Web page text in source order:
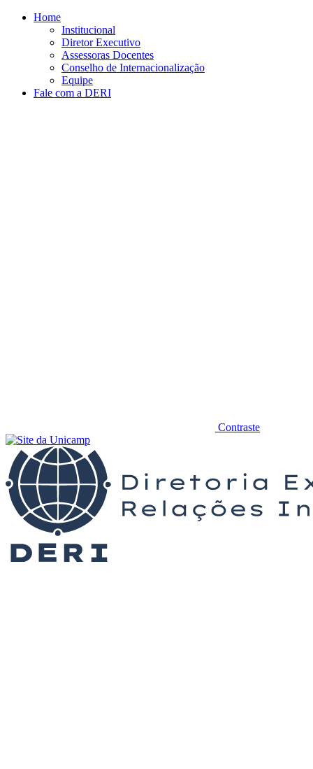
Conteúdo principal
Home
Institucional
Diretor Executivo
Assessoras Docentes
Conselho de Internacionalização
Equipe
Fale com a DERI
Contraste